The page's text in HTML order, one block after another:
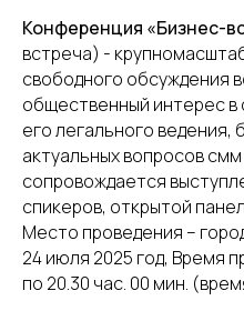
Конференция «Бизнес-
встреча) -
свободного обсуждения
общественный интерес
его легального ведения,
актуальных вопросов
сопровождается
спикеров, открытой
Место проведения –
24 июля 2025 год, Время
по 20.30 час. 00 мин.